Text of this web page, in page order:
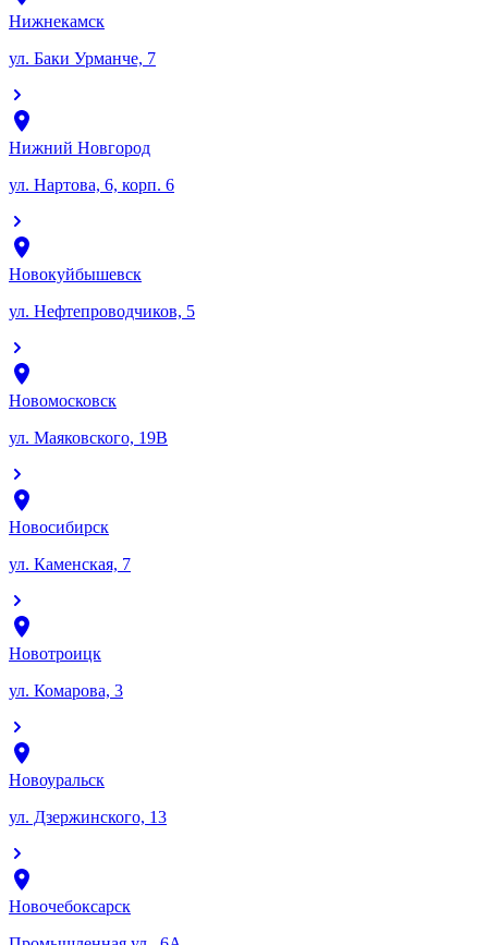
Нижнекамск
ул. Баки Урманче, 7
Нижний Новгород
ул. Нартова, 6, корп. 6
Новокуйбышевск
ул. Нефтепроводчиков, 5
Новомосковск
ул. Маяковского, 19В
Новосибирск
ул. Каменская, 7
Новотроицк
ул. Комарова, 3
Новоуральск
ул. Дзержинского, 13
Новочебоксарск